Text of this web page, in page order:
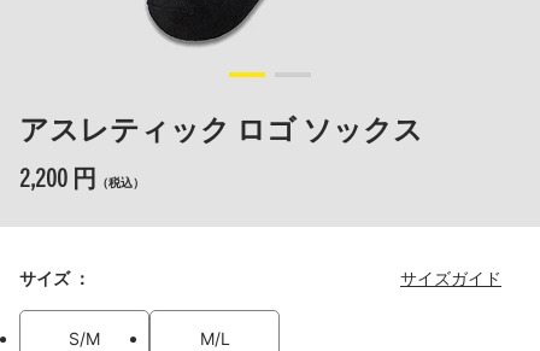
アスレティック ロゴ ソックス
2,200 円 （税込）
サイズ サイズガイド
S/M M/L